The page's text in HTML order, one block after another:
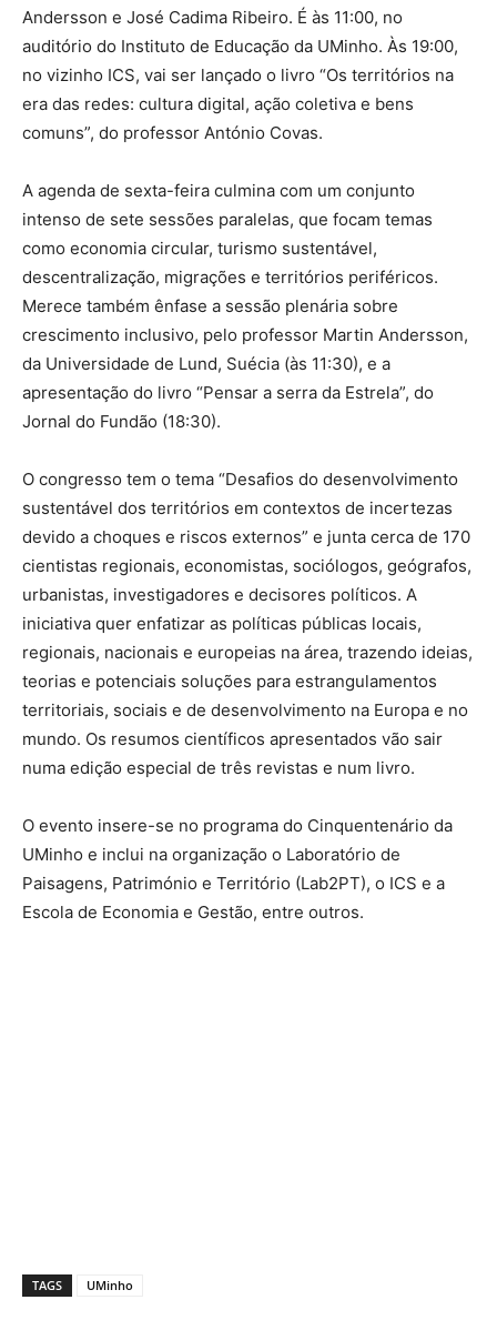
Andersson e José Cadima Ribeiro. É às 11:00, no
auditório do Instituto de Educação da UMinho. Às 19:00,
no vizinho ICS, vai ser lançado o livro “Os territórios na
era das redes: cultura digital, ação coletiva e bens
comuns”, do professor António Covas.
A agenda de sexta-feira culmina com um conjunto
intenso de sete sessões paralelas, que focam temas
como economia circular, turismo sustentável,
descentralização, migrações e territórios periféricos.
Merece também ênfase a sessão plenária sobre
crescimento inclusivo, pelo professor Martin Andersson,
da Universidade de Lund, Suécia (às 11:30), e a
apresentação do livro “Pensar a serra da Estrela”, do
Jornal do Fundão (18:30).
O congresso tem o tema “Desafios do desenvolvimento
sustentável dos territórios em contextos de incertezas
devido a choques e riscos externos” e junta cerca de 170
cientistas regionais, economistas, sociólogos, geógrafos,
urbanistas, investigadores e decisores políticos. A
iniciativa quer enfatizar as políticas públicas locais,
regionais, nacionais e europeias na área, trazendo ideias,
teorias e potenciais soluções para estrangulamentos
territoriais, sociais e de desenvolvimento na Europa e no
mundo. Os resumos científicos apresentados vão sair
numa edição especial de três revistas e num livro.
O evento insere-se no programa do Cinquentenário da
UMinho e inclui na organização o Laboratório de
Paisagens, Património e Território (Lab2PT), o ICS e a
Escola de Economia e Gestão, entre outros.
TAGS UMinho